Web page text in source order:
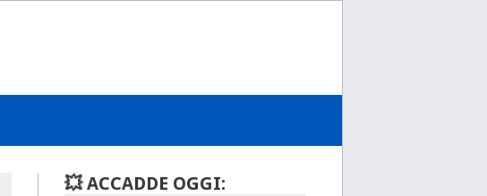
💥 ACCADDE OGGI: